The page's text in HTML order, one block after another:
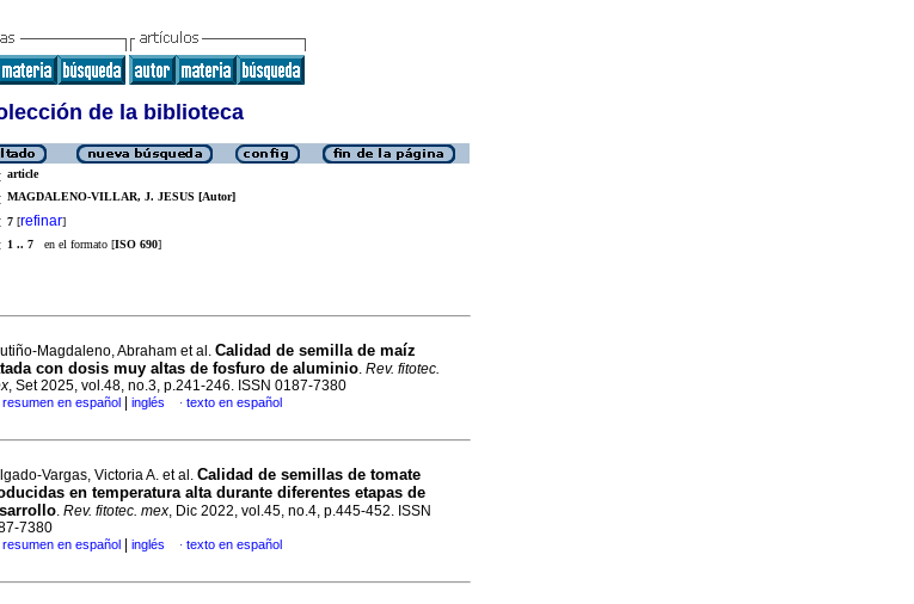
de la biblioteca
article
MAGDALENO-VILLAR, J. JESUS [Autor]
7 [refinar]
1 .. 7 en el formato [ISO 690]
Magdaleno, Abraham et al. Calidad de semilla de maíz
con dosis muy altas de fosfuro de aluminio. Rev. fitotec.
, Set 2025, vol.48, no.3, p.241-246. ISSN 0187-7380
resumen en español inglés · texto en español
Vargas, Victoria A. et al. Calidad de semillas de tomate
en temperatura alta durante diferentes etapas de
. Rev. fitotec. mex, Dic 2022, vol.45, no.4, p.445-452. ISSN
7380
resumen en español inglés · texto en español